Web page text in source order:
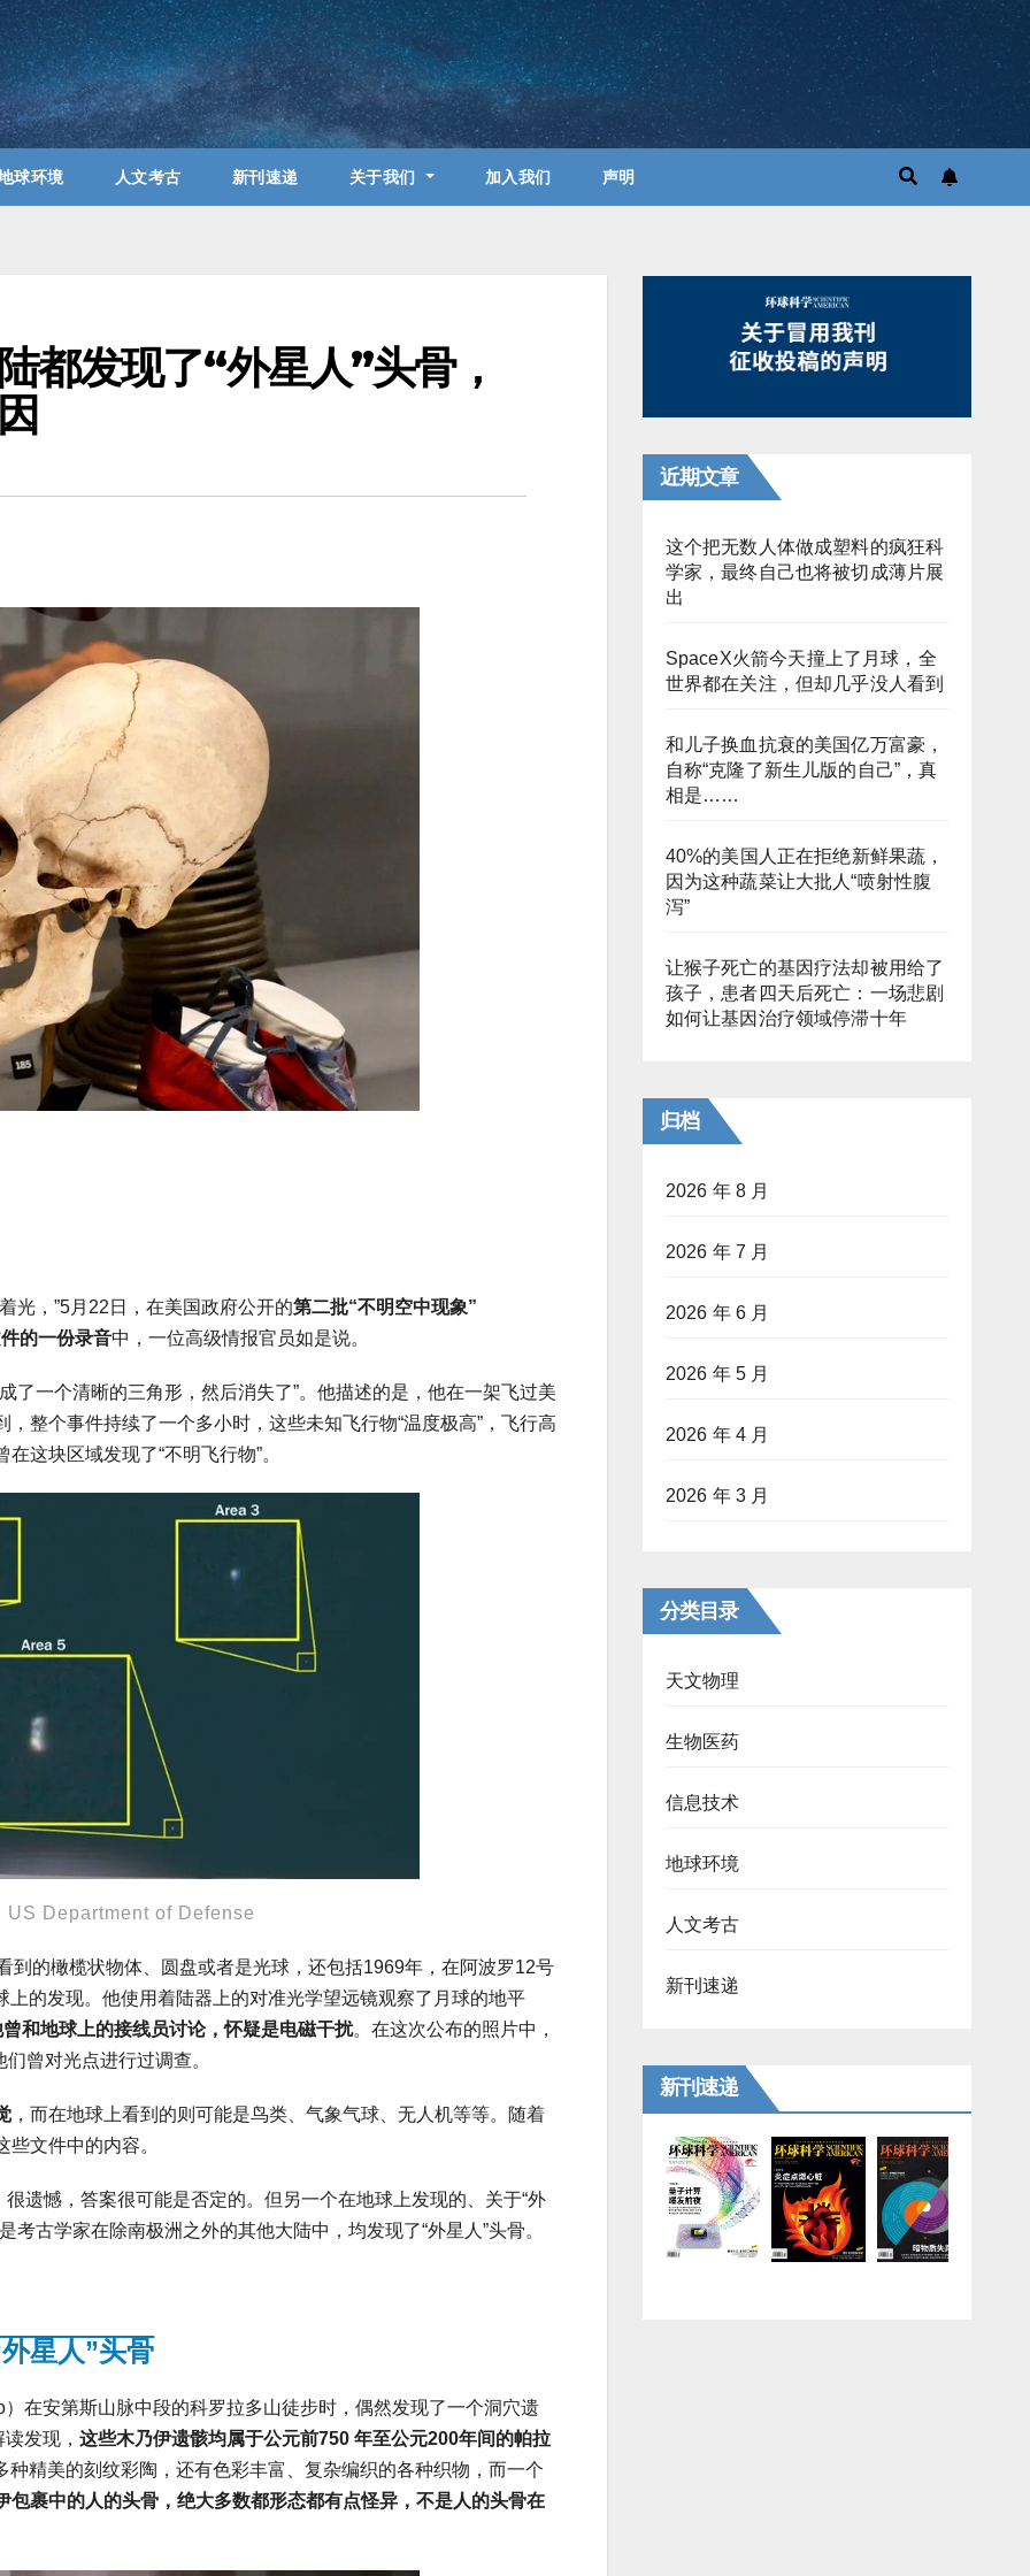
球环境 人文考古 新刊速递 关于我们 加入我们 声明
都发现了“外星人”头骨，
光，”5月22日，在美国政府公开的第二批“不明空中现象”
的一份录音中，一位高级情报官员如是说。
了一个清晰的三角形，然后消失了”。他描述的是，他在一架飞过美
整个事件持续了一个多小时，这些未知飞行物“温度极高”，飞行高
这块区域发现了“不明飞行物”。
US Department of Defense
到的橄榄状物体、圆盘或者是光球，还包括1969年，在阿波罗12号
上的发现。他使用着陆器上的对准光学望远镜观察了月球的地平
和地球上的接线员讨论，怀疑是电磁干扰。在这次公布的照片中，
曾对光点进行过调查。
，而在地球上看到的则可能是鸟类、气象气球、无人机等等。随着
文件中的内容。
遗憾，答案很可能是否定的。但另一个在地球上发现的、关于“外
古学家在除南极洲之外的其他大陆中，均发现了“外星人”头骨。
星人”头骨
在安第斯山脉中段的科罗拉多山徒步时，偶然发现了一个洞穴遗
发现， 这些木乃伊遗骸均属于公元前750 年至公元200年间的帕拉
精美的刻纹彩陶，还有色彩丰富、复杂编织的各种织物，而一个
包裹中的人的头骨，绝大多数都形态都有点怪异，不是人的头骨在
近期文章
这个把无数人体做成塑料的疯狂科
学家，最终自己也将被切成薄片展
出
SpaceX火箭今天撞上了月球，全
世界都在关注，但却几乎没人看到
和儿子换血抗衰的美国亿万富豪，
自称“克隆了新生儿版的自己”，真
相是……
40%的美国人正在拒绝新鲜果蔬，
因为这种蔬菜让大批人“喷射性腹
泻”
让猴子死亡的基因疗法却被用给了
孩子，患者四天后死亡：一场悲剧
如何让基因治疗领域停滞十年
归档
2026 年 8 月
2026 年 7 月
2026 年 6 月
2026 年 5 月
2026 年 4 月
2026 年 3 月
分类目录
天文物理
生物医药
信息技术
地球环境
人文考古
新刊速递
新刊速递